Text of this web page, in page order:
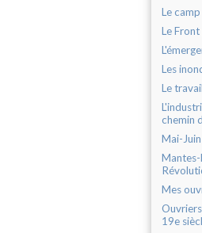
Le
Le
Les
Le
chemin
Mai-
Mantes-
Mes
19e